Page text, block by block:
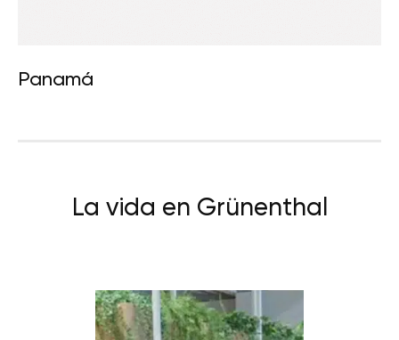
Panamá
La vida en Grünenthal